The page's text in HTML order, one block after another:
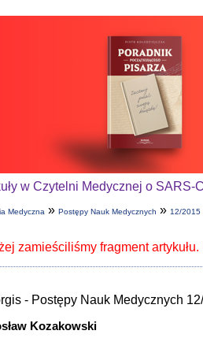
w Czytelni Medycznej o SARS-
Medyczna » Postępy Nauk Medycznych » 12/2015
zamieściliśmy fragment artykułu.
- Postępy Nauk Medycznych
Kozakowski